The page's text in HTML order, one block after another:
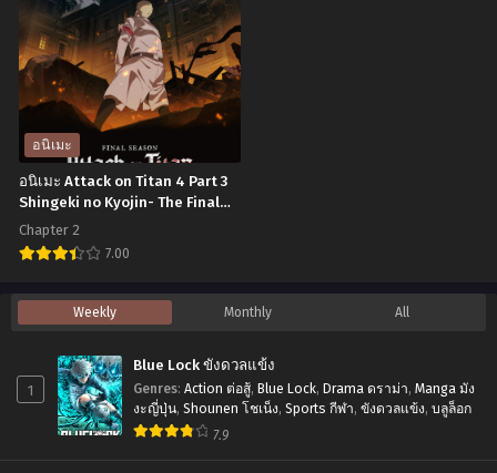
ตอน
ที่1-
24
พากย์
ไทย+ซับ
ไทย
Movie
Arrow
of
the
Orion
มัน
ผิ
ดรึ
ไง
ถ้า
ใจ
จะ
พบ
ไทย+ซับ
ไทย
อนิเมะ
อนิเมะ Attack on Titan 4 Part 3
Shingeki no Kyojin- The Final
Season Part 3 ผ่าพิภพไททัน
(ภาค4) พาร์ท 3 ตอนที่1-2 ซับไทย
Chapter 2
7.00
อ
นิ
Attack
on
Titan
Weekly Monthly All
1
Blue Lock ขังดวลแข้ง
Genres: Action ต่อสู้, Blue Lock, Drama ดราม่า, Manga มัง
งะญี่ปุ่น, Shounen โชเน็ง, Sports กีฬา, ขังดวลแข้ง, บลูล็อก
7.9